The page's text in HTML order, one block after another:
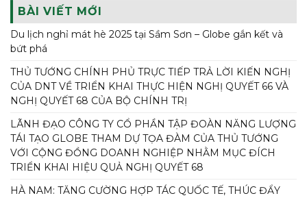
BÀI VIẾT MỚI
Du lịch nghỉ mát hè 2025 tại Sầm Sơn – Globe gắn kết và
bứt phá
THỦ TƯỚNG CHÍNH PHỦ TRỰC TIẾP TRẢ LỜI KIẾN NGHỊ
CỦA DNT VỀ TRIỂN KHAI THỰC HIỆN NGHỊ QUYẾT 66 VÀ
NGHỊ QUYẾT 68 CỦA BỘ CHÍNH TRỊ
LÃNH ĐẠO CÔNG TY CỔ PHẦN TẬP ĐOÀN NĂNG LƯỢNG
TÁI TẠO GLOBE THAM DỰ TỌA ĐÀM CỦA THỦ TƯỚNG
VỚI CỘNG ĐỒNG DOANH NGHIỆP NHẰM MỤC ĐÍCH
TRIỂN KHAI HIỆU QUẢ NGHỊ QUYẾT 68
HÀ NAM: TĂNG CƯỜNG HỢP TÁC QUỐC TẾ, THÚC ĐẨY